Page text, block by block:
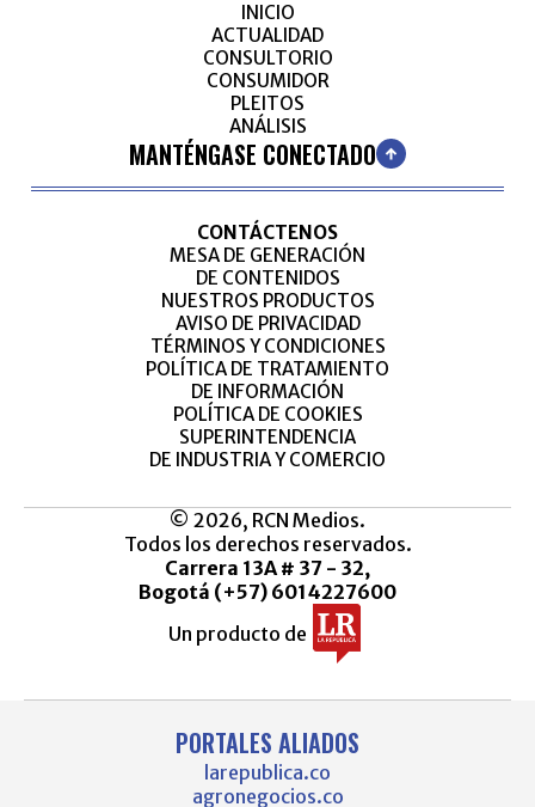
INICIO
ACTUALIDAD
CONSULTORIO
CONSUMIDOR
PLEITOS
ANÁLISIS
MANTÉNGASE CONECTADO
CONTÁCTENOS
MESA DE GENERACIÓN
DE CONTENIDOS
NUESTROS PRODUCTOS
AVISO DE PRIVACIDAD
TÉRMINOS Y CONDICIONES
POLÍTICA DE TRATAMIENTO
DE INFORMACIÓN
POLÍTICA DE COOKIES
SUPERINTENDENCIA
DE INDUSTRIA Y COMERCIO
© 2026, RCN Medios.
Todos los derechos reservados.
Carrera 13A # 37 - 32,
Bogotá (+57) 6014227600
Un producto de
PORTALES ALIADOS
larepublica.co
agronegocios.co